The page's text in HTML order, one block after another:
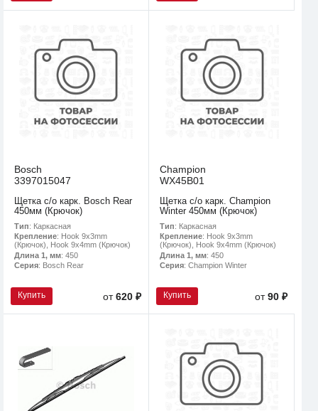
Bosch
3397015047
Щетка с/о карк. Bosch Rear
450мм (Крючок)
Тип: Каркасная
Крепление: Hook 9x3mm
(Крючок), Hook 9x4mm (Крючок)
Длина 1, мм: 450
Серия: Bosch Rear
Купить от620 ₽
Champion
WX45B01
Щетка с/о карк. Champion
Winter 450мм (Крючок)
Тип: Каркасная
Крепление: Hook 9x3mm
(Крючок), Hook 9x4mm (Крючок)
Длина 1, мм: 450
Серия: Champion Winter
Купить от90 ₽